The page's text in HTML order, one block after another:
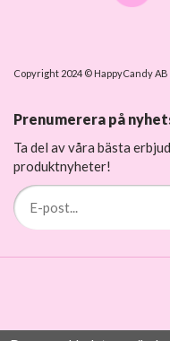
Copyright 2024 © HappyCandy AB
Prenumerera på
Ta del av våra bästa
produktnyheter!